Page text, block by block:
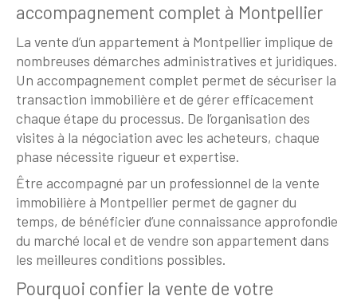
accompagnement complet à Montpellier
La vente d’un appartement à Montpellier implique de
nombreuses démarches administratives et juridiques.
Un accompagnement complet permet de sécuriser la
transaction immobilière et de gérer efficacement
chaque étape du processus. De l’organisation des
visites à la négociation avec les acheteurs, chaque
phase nécessite rigueur et expertise.
Être accompagné par un professionnel de la vente
immobilière à Montpellier permet de gagner du
temps, de bénéficier d’une connaissance approfondie
du marché local et de vendre son appartement dans
les meilleures conditions possibles.
Pourquoi confier la vente de votre